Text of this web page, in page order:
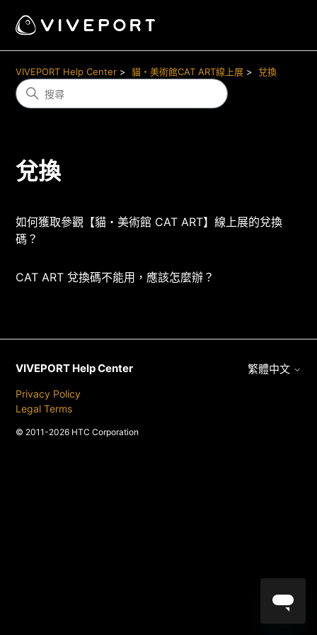
VIVEPORT Help Center 貓・美術館CAT ART線上展 兌換
兌換
如何獲取參觀【貓・美術館 CAT ART】線上展的兌換
碼？
CAT ART 兌換碼不能用，應該怎麼辦？
VIVEPORT Help Center
Privacy Policy
Legal Terms
© 2011-2026 HTC Corporation
繁體中文